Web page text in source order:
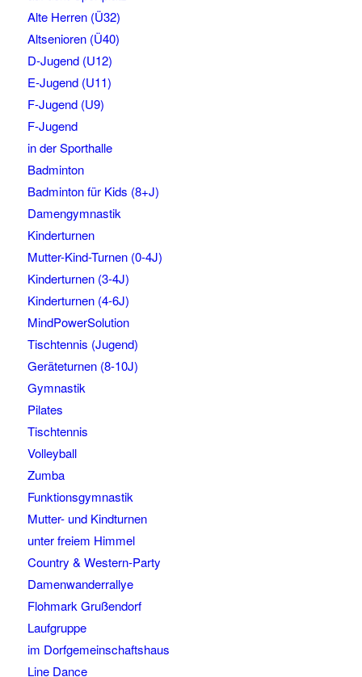
Alte Herren (Ü32)
Altsenioren (Ü40)
D-Jugend (U12)
E-Jugend (U11)
F-Jugend (U9)
F-Jugend
in der Sporthalle
Badminton
Badminton für Kids (8+J)
Damengymnastik
Kinderturnen
Mutter-Kind-Turnen (0-4J)
Kinderturnen (3-4J)
Kinderturnen (4-6J)
MindPowerSolution
Tischtennis (Jugend)
Geräteturnen (8-10J)
Gymnastik
Pilates
Tischtennis
Volleyball
Zumba
Funktionsgymnastik
Mutter- und Kindturnen
unter freiem Himmel
Country & Western-Party
Damenwanderrallye
Flohmark Grußendorf
Laufgruppe
im Dorfgemeinschaftshaus
Line Dance